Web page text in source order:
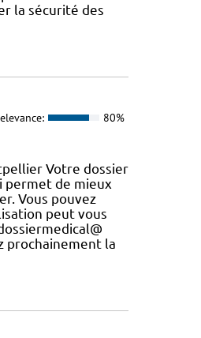
la sécurité des
80%
Votre dossier
permet de mieux
Vous pouvez
peut vous
prochainement la